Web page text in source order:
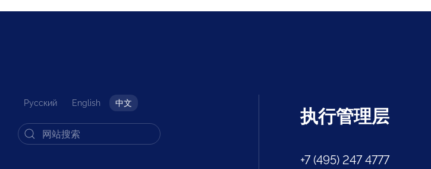
Русский English 中文
执行管理层
+7 (495) 247 4777